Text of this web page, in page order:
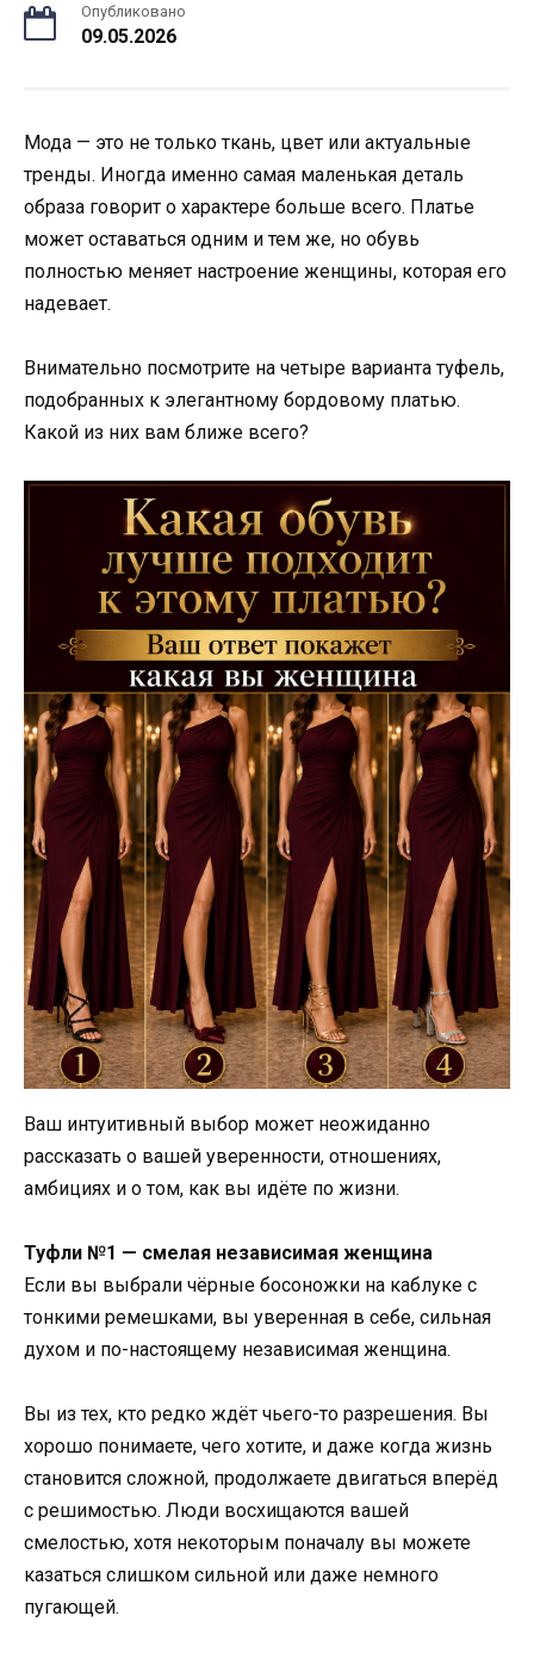
Опубликовано
09.05.2026
Мода — это не только ткань, цвет или актуальные
тренды. Иногда именно самая маленькая деталь
образа говорит о характере больше всего. Платье
может оставаться одним и тем же, но обувь
полностью меняет настроение женщины, которая его
надевает.
Внимательно посмотрите на четыре варианта туфель,
подобранных к элегантному бордовому платью.
Какой из них вам ближе всего?
Ваш интуитивный выбор может неожиданно
рассказать о вашей уверенности, отношениях,
амбициях и о том, как вы идёте по жизни.
Туфли №1 — смелая независимая женщина
Если вы выбрали чёрные босоножки на каблуке с
тонкими ремешками, вы уверенная в себе, сильная
духом и по-настоящему независимая женщина.
Вы из тех, кто редко ждёт чьего-то разрешения. Вы
хорошо понимаете, чего хотите, и даже когда жизнь
становится сложной, продолжаете двигаться вперёд
с решимостью. Люди восхищаются вашей
смелостью, хотя некоторым поначалу вы можете
казаться слишком сильной или даже немного
пугающей.